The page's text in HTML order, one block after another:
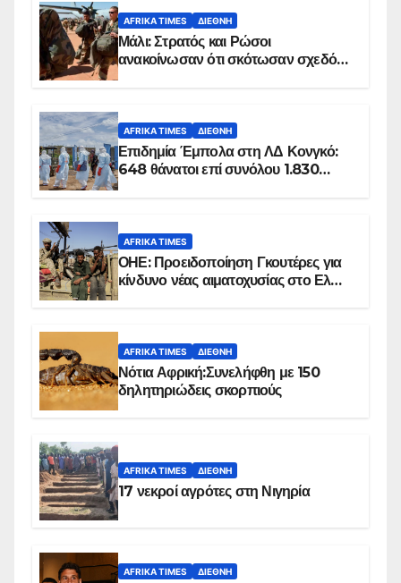
AFRIKA TIMES ΔΙΕΘΝΉ
Μάλι: Στρατός και Ρώσοι
ανακοίνωσαν ότι σκότωσαν σχεδόν
AFRIKA TIMES ΔΙΕΘΝΉ
Επιδημία Έμπολα στη ΛΔ Κονγκό:
648 θάνατοι επί συνόλου 1.830
AFRIKA TIMES
ΟΗΕ: Προειδοποίηση Γκουτέρες για
κίνδυνο νέας αιματοχυσίας στο Ελ
AFRIKA TIMES ΔΙΕΘΝΉ
Νότια Αφρική:Συνελήφθη με 150
δηλητηριώδεις σκορπιούς
AFRIKA TIMES ΔΙΕΘΝΉ
17 νεκροί αγρότες στη Νιγηρία
AFRIKA TIMES ΔΙΕΘΝΉ